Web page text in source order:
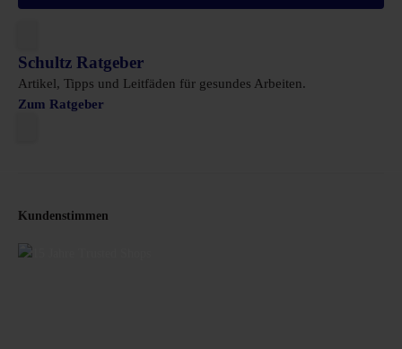
Schultz Ratgeber
Artikel, Tipps und Leitfäden für gesundes Arbeiten.
Zum Ratgeber
Kundenstimmen